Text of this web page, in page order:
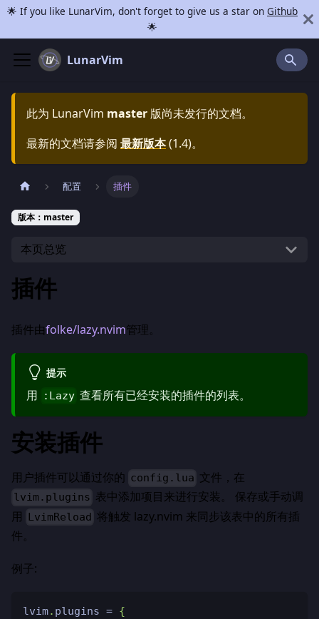
🌟 If you like LunarVim, don't forget to give us a star on Github
🌟
LunarVim
此为 LunarVim master 版尚未发行的文档。
最新的文档请参阅 最新版本(1.4)。
配置 插件
版本：master
本页总览
插件
插件由folke/lazy.nvim管理。
提示
用 :Lazy 查看所有已经安装的插件的列表。
安装插件
用户插件可以通过你的 config.lua 文件，在
lvim.plugins 表中添加项目来进行安装。 保存或手动调
用 LvimReload 将触发 lazy.nvim 来同步该表中的所有插
件。
例子:
lvim. plugins = {